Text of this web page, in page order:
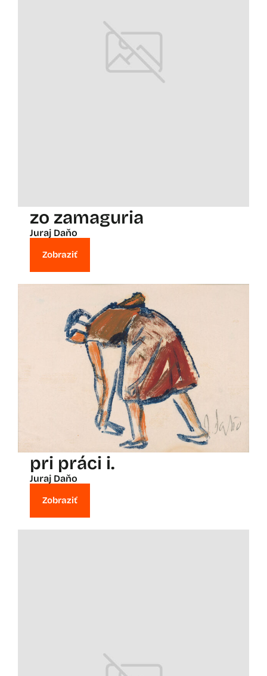
zo zamaguria
Juraj Daňo
Zobraziť
pri práci i.
Juraj Daňo
Zobraziť